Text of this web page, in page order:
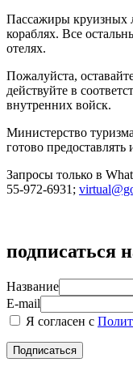
Пассажиры круизных
кораблях. Все
отелях.
Пожалуйста,
действуйте в
внутренних войск.
Министерство
готово
Запросы только в
55-972-6931;
подписаться
Название
E-mail
Я согласен с